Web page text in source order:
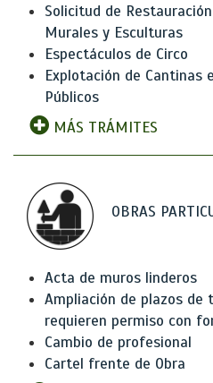
Solicitud de
Murales y Esculturas
Espectáculos de Circo
Explotación de Cantinas
Públicos
MÁS TRÁMITES
OBRAS
Acta de muros linderos
Ampliación de plazos de
requieren permiso con
Cambio de profesional
Cartel frente de Obra